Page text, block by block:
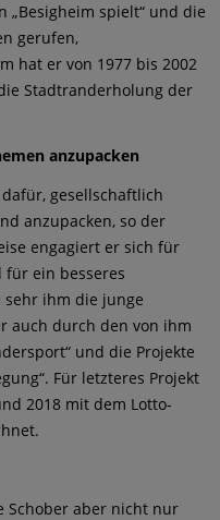
„Besigheim spielt“ und die
gerufen,
hat er von 1977 bis 2002
Stadtranderholung der
anzupacken
gesellschaftlich
anzupacken, so der
engagiert er sich für
für ein besseres
sehr ihm die junge
auch durch den von ihm
und die Projekte
Für letzteres Projekt
2018 mit dem Lotto-
Schober aber nicht nur